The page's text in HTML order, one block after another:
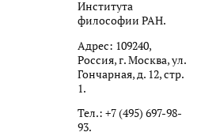
Института
философии РАН.
Адрес: 109240,
Россия, г. Москва, ул.
Гончарная, д. 12, стр.
1.
Тел.: +7 (495) 697-98-
93.